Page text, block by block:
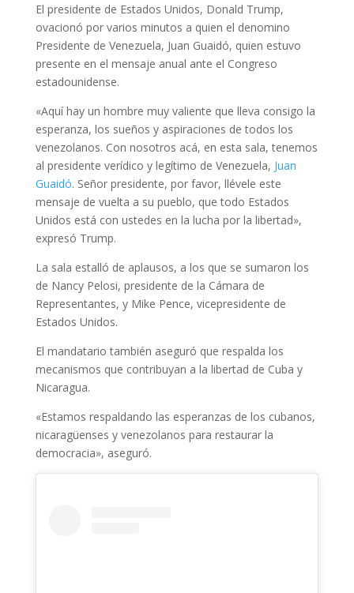
El presidente de Estados Unidos, Donald Trump,
ovacionó por varios minutos a quien el denomino
Presidente de Venezuela, Juan Guaidó, quien estuvo
presente en el mensaje anual ante el Congreso
estadounidense.
«Aquí hay un hombre muy valiente que lleva consigo la
esperanza, los sueños y aspiraciones de todos los
venezolanos. Con nosotros acá, en esta sala, tenemos
al presidente verídico y legítimo de Venezuela, Juan
Guaidó. Señor presidente, por favor, llévele este
mensaje de vuelta a su pueblo, que todo Estados
Unidos está con ustedes en la lucha por la libertad»,
expresó Trump.
La sala estalló de aplausos, a los que se sumaron los
de Nancy Pelosi, presidente de la Cámara de
Representantes, y Mike Pence, vicepresidente de
Estados Unidos.
El mandatario también aseguró que respalda los
mecanismos que contribuyan a la libertad de Cuba y
Nicaragua.
«Estamos respaldando las esperanzas de los cubanos,
nicaragüenses y venezolanos para restaurar la
democracia», aseguró.